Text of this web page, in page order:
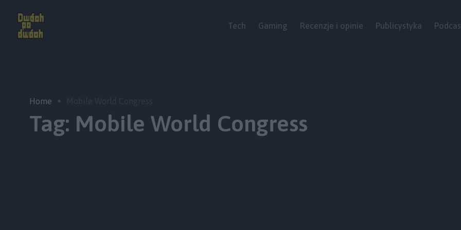
Tech Gaming Recenzje i opinie Publicystyka
Home
Tag: Mobile World Congress